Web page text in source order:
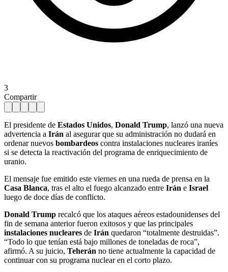
3
Compartir
El presidente de Estados Unidos, Donald Trump, lanzó una nueva
advertencia a Irán al asegurar que su administración no dudará en
ordenar nuevos bombardeos contra instalaciones nucleares iraníes
si se detecta la reactivación del programa de enriquecimiento de
uranio.
El mensaje fue emitido este viernes en una rueda de prensa en la
Casa Blanca, tras el alto el fuego alcanzado entre Irán e Israel
luego de doce días de conflicto.
Donald Trump recalcó que los ataques aéreos estadounidenses del
fin de semana anterior fueron exitosos y que las principales
instalaciones nucleares de Irán quedaron “totalmente destruidas”.
“Todo lo que tenían está bajo millones de toneladas de roca”,
afirmó. A su juicio, Teherán no tiene actualmente la capacidad de
continuar con su programa nuclear en el corto plazo.